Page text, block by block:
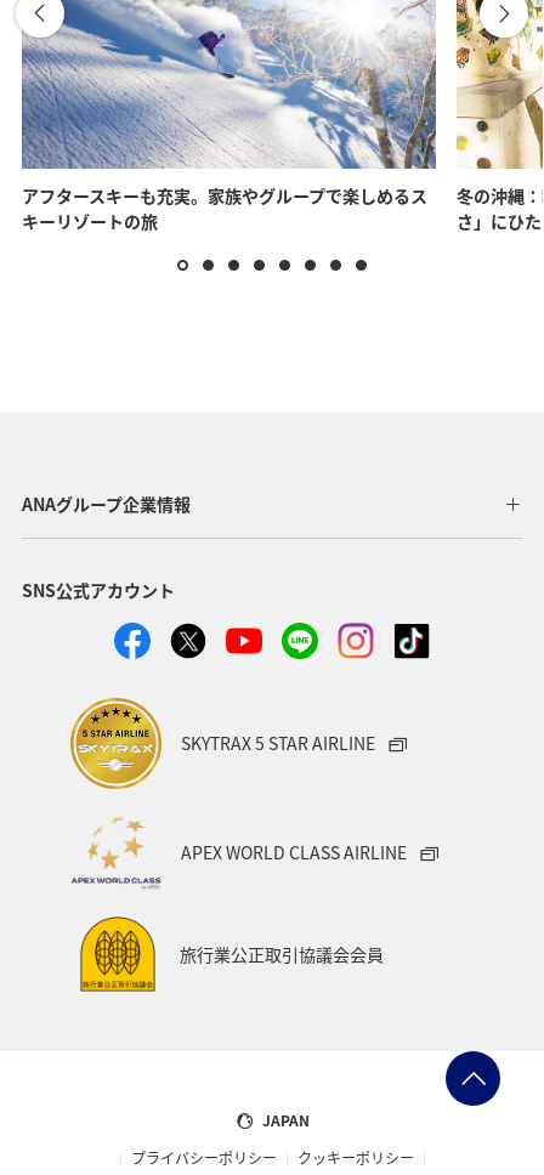
アフタースキーも充実。家族やグループで楽しめるス
キーリゾートの旅
冬の沖縄
さ」にひ
ANAグループ企業情報
SNS公式アカウント
SKYTRAX 5 STAR AIRLINE
APEX WORLD CLASS AIRLINE
旅行業公正取引協議会会員
JAPAN
プライバシーポリシー
クッキーポリシー